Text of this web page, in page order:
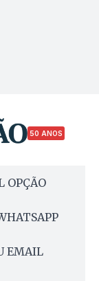
50 ANOS
OPÇÃO
EMAIL